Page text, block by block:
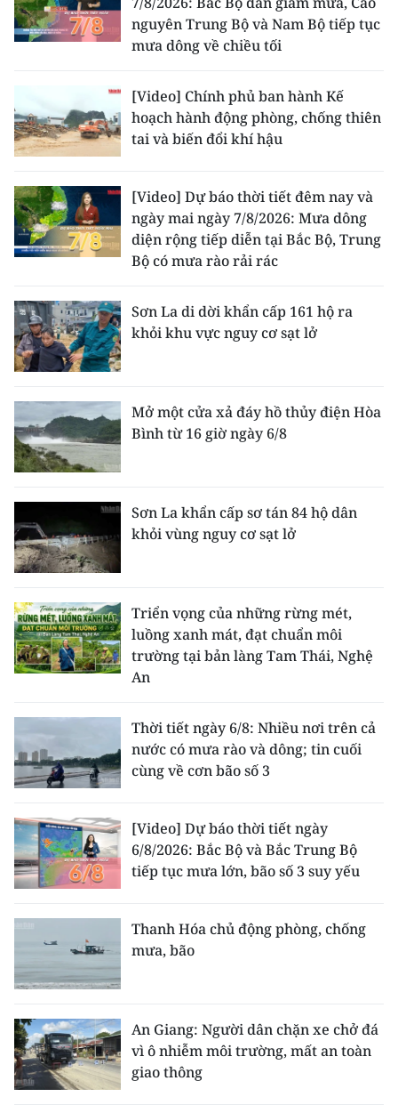
nguyên Trung Bộ và Nam Bộ tiếp tục
mưa dông về chiều tối
[Video] Chính phủ ban hành Kế
hoạch hành động phòng, chống thiên
tai và biến đổi khí hậu
[Video] Dự báo thời tiết đêm nay và
ngày mai ngày 7/8/2026: Mưa dông
diện rộng tiếp diễn tại Bắc Bộ, Trung
Bộ có mưa rào rải rác
Sơn La di dời khẩn cấp 161 hộ ra
khỏi khu vực nguy cơ sạt lở
Mở một cửa xả đáy hồ thủy điện Hòa
Bình từ 16 giờ ngày 6/8
Sơn La khẩn cấp sơ tán 84 hộ dân
khỏi vùng nguy cơ sạt lở
Triển vọng của những rừng mét,
luồng xanh mát, đạt chuẩn môi
trường tại bản làng Tam Thái, Nghệ
An
Thời tiết ngày 6/8: Nhiều nơi trên cả
nước có mưa rào và dông; tin cuối
cùng về cơn bão số 3
[Video] Dự báo thời tiết ngày
6/8/2026: Bắc Bộ và Bắc Trung Bộ
tiếp tục mưa lớn, bão số 3 suy yếu
Thanh Hóa chủ động phòng, chống
mưa, bão
An Giang: Người dân chặn xe chở đá
vì ô nhiễm môi trường, mất an toàn
giao thông